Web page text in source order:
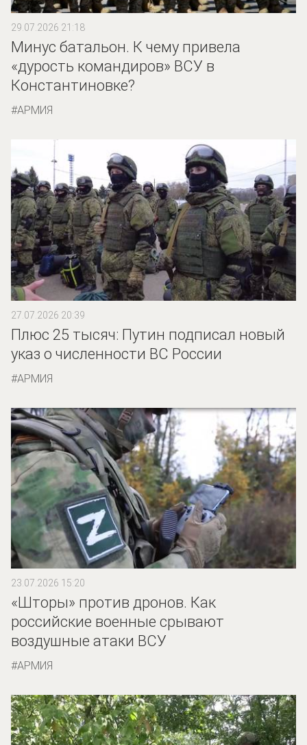
29.07.2026 21:18
Минус батальон. К чему привела
«дурость командиров» ВСУ в
Константиновке?
АРМИЯ
27.07.2026 20:39
Плюс 25 тысяч: Путин подписал новый
указ о численности ВС России
АРМИЯ
23.07.2026 15:20
«Шторы» против дронов. Как
российские военные срывают
воздушные атаки ВСУ
АРМИЯ